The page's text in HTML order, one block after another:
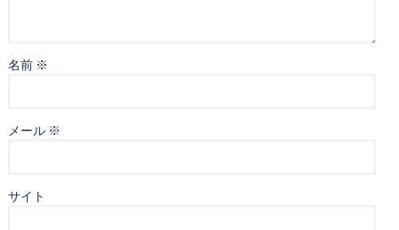
名前 ※
メール ※
サイト